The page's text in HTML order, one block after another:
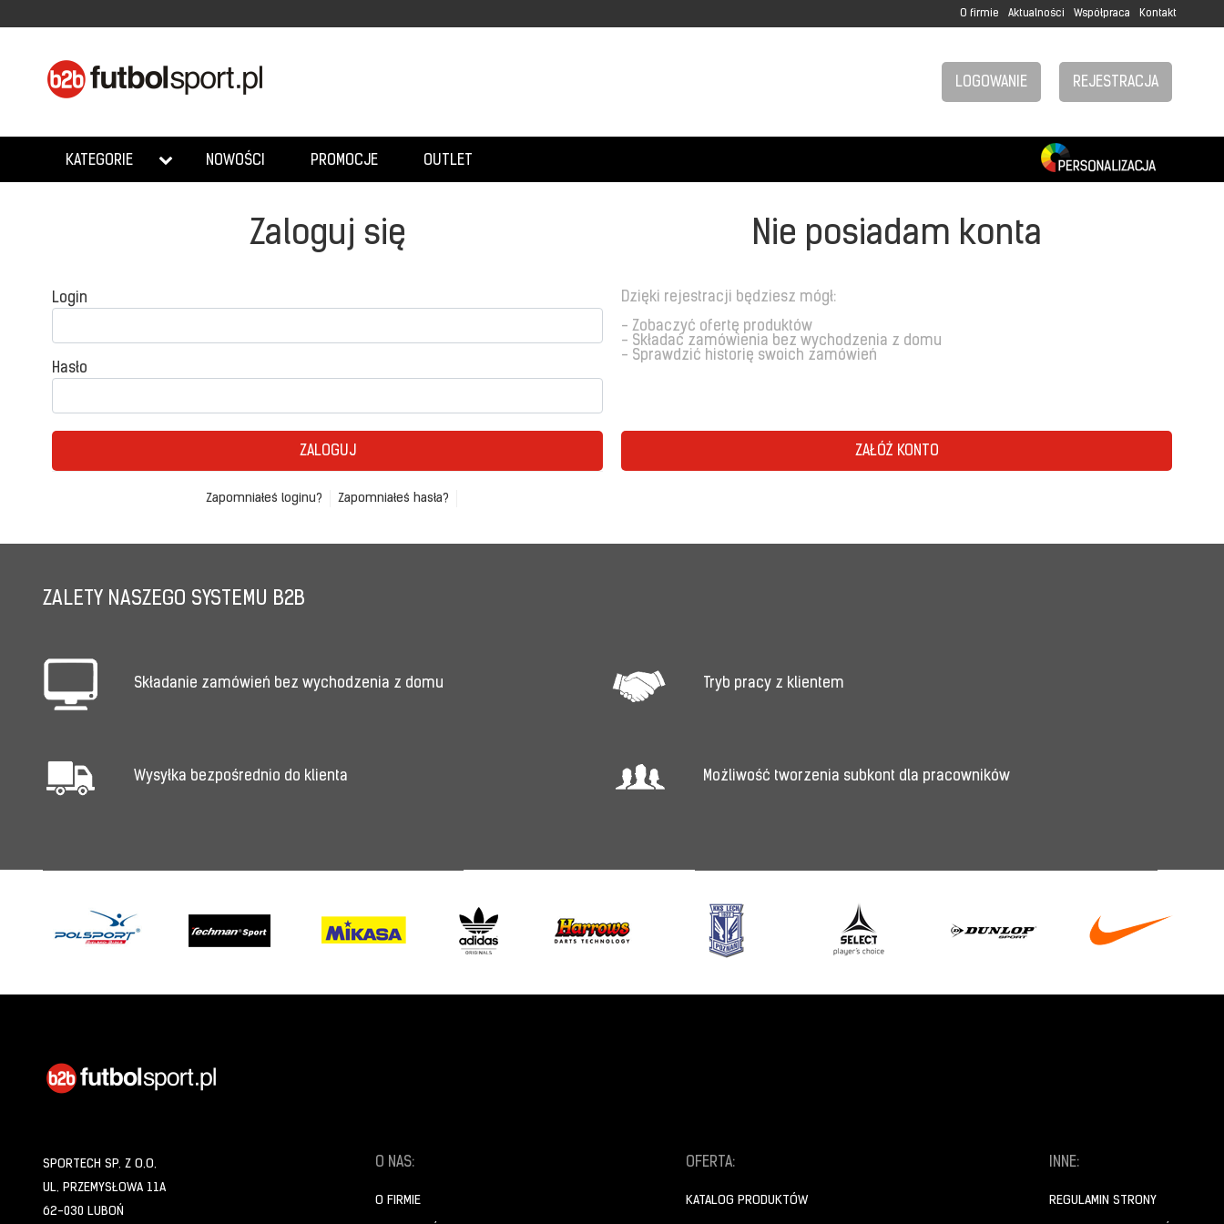
O firmie Aktualności Współpraca Kontakt
LOGOWANIE REJESTRACJA
KATEGORIE NOWOŚCI PROMOCJE OUTLET
Zaloguj się
Login
Hasło
ZALOGUJ
Zapomniałeś loginu? Zapomniałeś hasła?
Nie posiadam konta
Dzięki rejestracji będziesz mógł:
- Zobaczyć ofertę produktów
- Składać zamówienia bez wychodzenia z domu
- Sprawdzić historię swoich zamówień
ZAŁÓŻ KONTO
ZALETY NASZEGO SYSTEMU B2B
Składanie zamówień bez wychodzenia z domu Tryb pracy z klientem
Wysyłka bezpośrednio do klienta Możliwość tworzenia subkont dla pracowników
SPORTECH SP. Z O.O.
UL. PRZEMYSŁOWA 11A
62-030 LUBOŃ
O NAS:
O FIRMIE
OFERTA:
KATALOG PRODUKTÓW
INNE:
REGULAMIN STRONY